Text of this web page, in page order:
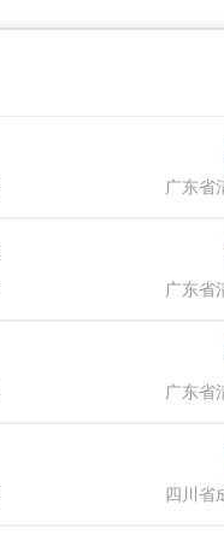
广东省
广东省
广东省
四川省